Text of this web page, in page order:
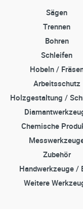
Sägen
Trennen
Bohren
Schleifen
Hobeln /
Arbeitsschutz
Holzgestaltung /
Chemische
Zubehör
Handwerkzeuge /
Weitere